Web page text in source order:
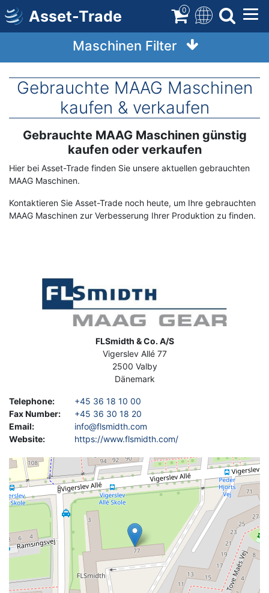
Direkt
zum
Inhalt
Asset-Trade 0
Maschinen Filter
Gebrauchte MAAG Maschinen
kaufen & verkaufen
TermGebrauchte MAAG Maschinen günstig
kaufen oder verkaufen
Hier bei Asset-Trade finden Sie unsere aktuellen gebrauchten
MAAG Maschinen.
Kontaktieren Sie Asset-Trade noch heute, um Ihre gebrauchten
MAAG Maschinen zur Verbesserung Ihrer Produktion zu finden.
Image
FLSmidth & Co. A/S
Vigerslev Allé 77
2500 Valby
Dänemark
Telephone:
+45 36 18 10 00
Fax Number:
+45 36 30 18 20
Email:
info@flsmidth.com
Website: https://www.flsmidth.com/
Geolocation